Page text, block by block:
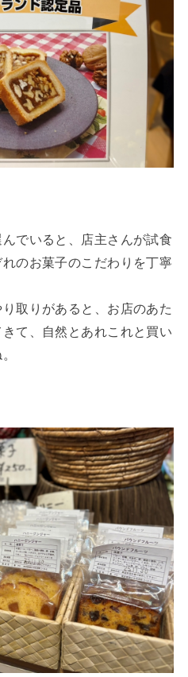
でいると、店主さんが試食
のお菓子のこだわりを丁寧
取りがあると、お店のあた
て、自然とあれこれと買い